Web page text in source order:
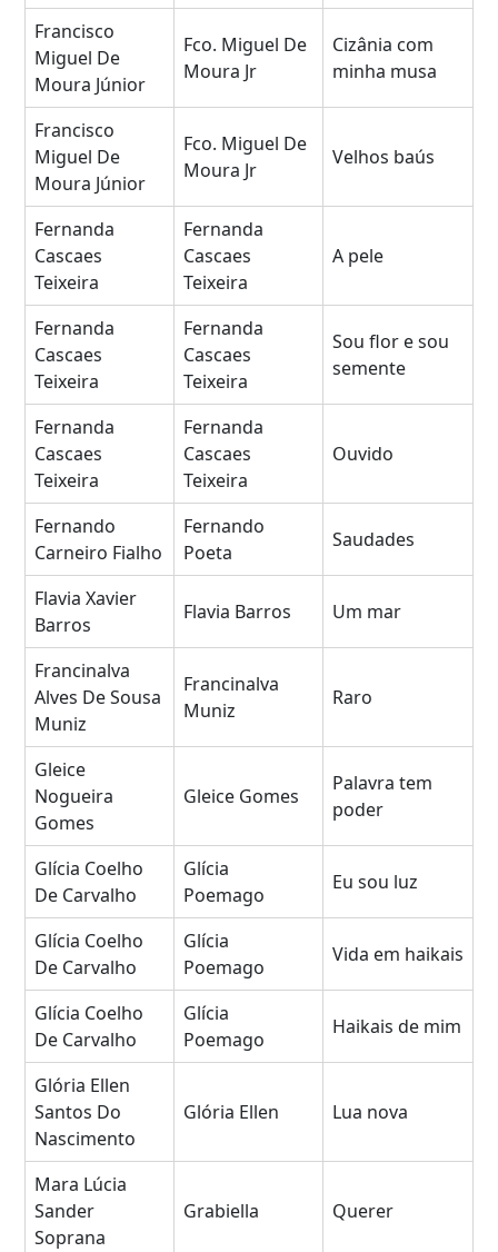
Francisco
Miguel De
Moura Júnior
Fco. Miguel De
Moura Jr
Cizânia com
minha musa
Francisco
Miguel De
Moura Júnior
Fco. Miguel De
Moura Jr
Velhos baús
Fernanda
Cascaes
Teixeira
Fernanda
Cascaes
Teixeira
A pele
Fernanda
Cascaes
Teixeira
Fernanda
Cascaes
Teixeira
Sou flor e sou
semente
Fernanda
Cascaes
Teixeira
Fernanda
Cascaes
Teixeira
Ouvido
Fernando
Carneiro Fialho
Fernando
Poeta
Saudades
Flavia Xavier
Barros
Flavia Barros Um mar
Francinalva
Alves De Sousa
Muniz
Francinalva
Muniz
Raro
Gleice
Nogueira
Gomes
Gleice Gomes
Palavra tem
poder
Glícia Coelho
De Carvalho
Glícia
Poemago
Eu sou luz
Glícia Coelho
De Carvalho
Glícia
Poemago
Vida em haikais
Glícia Coelho
De Carvalho
Glícia
Poemago
Haikais de mim
Glória Ellen
Santos Do
Nascimento
Glória Ellen Lua nova
Mara Lúcia
Sander
Soprana
Grabiella Querer